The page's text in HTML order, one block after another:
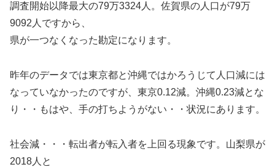
調査開始以降最大の79万3324人。佐賀県の人口が79万
9092人ですから、
県が一つなくなった勘定になります。
昨年のデータでは東京都と沖縄ではかろうじて人口減には
なっていなかったのですが、東京0.12減。沖縄0.23減とな
り・・もはや、手の打ちようがない・・状況にあります。
社会減・・・転出者が転入者を上回る現象です。山梨県が
2018人と